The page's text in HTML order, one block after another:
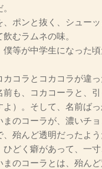
ポンと抜く、シュー
飲むラムネの味。
等が中学生になった
コラとコカコラが違っ
も、コカコーラと、
よ）。そして、名前ば
のコーラが、濃いチ
殆んど透明だったよう
どく癖があって、一
まのコーラとは、殆ん